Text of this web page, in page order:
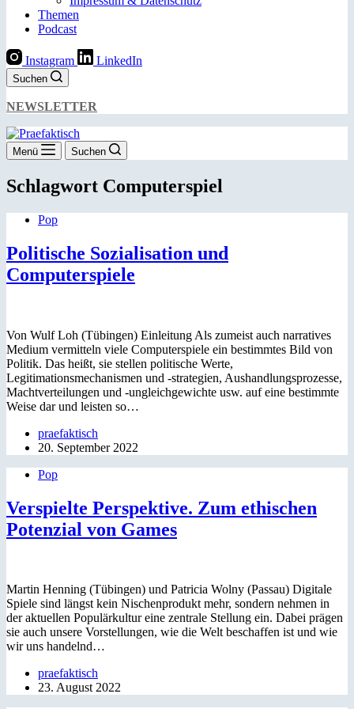
Themen
Podcast
Instagram LinkedIn
Suchen
NEWSLETTER
Menü Suchen
Schlagwort Computerspiel
Pop
Politische Sozialisation und
Computerspiele
Von Wulf Loh (Tübingen) Einleitung Als zumeist auch narratives
Medium vermitteln viele Computerspiele ein bestimmtes Bild von
Politik. Das heißt, sie stellen politische Werte,
Legitimationsmechanismen und -strategien, Aushandlungsprozesse,
Machtverteilungen und -ungleichgewichte usw. auf eine bestimmte
Weise dar und leisten so…
praefaktisch
20. September 2022
Pop
Verspielte Perspektive. Zum ethischen
Potenzial von Games
Martin Henning (Tübingen) und Patricia Wolny (Passau) Digitale
Spiele sind längst kein Nischenprodukt mehr, sondern nehmen in
der aktuellen Populärkultur eine zentrale Stellung ein. Dabei prägen
sie auch unsere Vorstellungen, wie die Welt beschaffen ist und wie
wir uns handelnd…
praefaktisch
23. August 2022